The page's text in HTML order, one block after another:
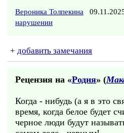
Вероника Толпекина
нарушении
+ добавить замечания
Рецензия на «Родня» (
Когда - нибудь (а я в это
время, когда белое будет
черное люди будут